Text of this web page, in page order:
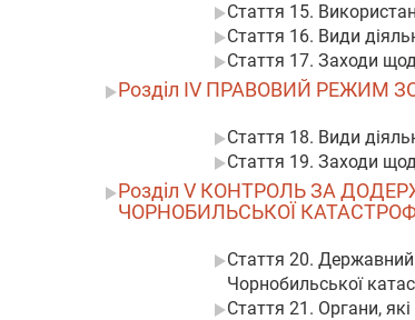
Стаття 15.
Стаття 16. Види
Стаття 17. Заходи
Розділ IV ПРАВОВИЙ РЕЖИМ
Стаття 18. Види
Стаття 19. Заходи
Розділ V КОНТРОЛЬ ЗА
ЧОРНОБИЛЬСЬКОЇ
Стаття 20.
Чорнобильської
Стаття 21. Органи,